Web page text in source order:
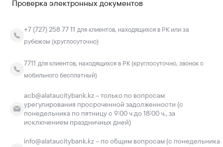
Проверка электронных документов
+7 (727) 258 77 11 для клиентов, находящихся в РК или за
рубежом (круглосуточно)
7711 для клиентов, находящихся в РК (круглосуточно, звонок с
мобильного бесплатный)
acb@alataucitybank.kz – только по вопросам
урегулирования просроченной задолженности (с
понедельника по пятницу с 9:00 ч до 18:00 ч., за
исключением праздничных дней)
info@alataucitybank.kz – по общим вопросам (с понедельника